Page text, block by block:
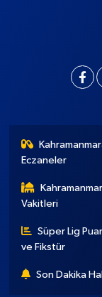
Eczaneler
Vakitleri
Süper Lig
ve Fikstür
Son Dakika